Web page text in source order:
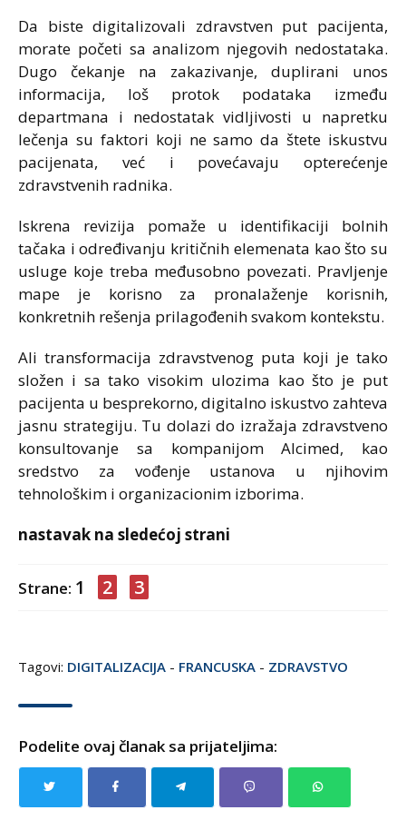
Da biste digitalizovali zdravstven put pacijenta,
morate početi sa analizom njegovih nedostataka.
Dugo čekanje na zakazivanje, duplirani unos
informacija, loš protok podataka između
departmana i nedostatak vidljivosti u napretku
lečenja su faktori koji ne samo da štete iskustvu
pacijenata, već i povećavaju opterećenje
zdravstvenih radnika.
Iskrena revizija pomaže u identifikaciji bolnih
tačaka i određivanju kritičnih elemenata kao što su
usluge koje treba međusobno povezati. Pravljenje
mape je korisno za pronalaženje korisnih,
konkretnih rešenja prilagođenih svakom kontekstu.
Ali transformacija zdravstvenog puta koji je tako
složen i sa tako visokim ulozima kao što je put
pacijenta u besprekorno, digitalno iskustvo zahteva
jasnu strategiju. Tu dolazi do izražaja zdravstveno
konsultovanje sa kompanijom Alcimed, kao
sredstvo za vođenje ustanova u njihovim
tehnološkim i organizacionim izborima.
nastavak na sledećoj strani
Strane: 1 2 3
Tagovi: DIGITALIZACIJA - FRANCUSKA - ZDRAVSTVO
Podelite ovaj članak sa prijateljima: